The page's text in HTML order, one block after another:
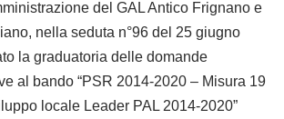
del GAL Antico Frignano e
nella seduta n°96 del 25 giugno
la graduatoria delle domande
al bando “PSR 2014-2020 – Misura 19
locale Leader PAL 2014-2020”